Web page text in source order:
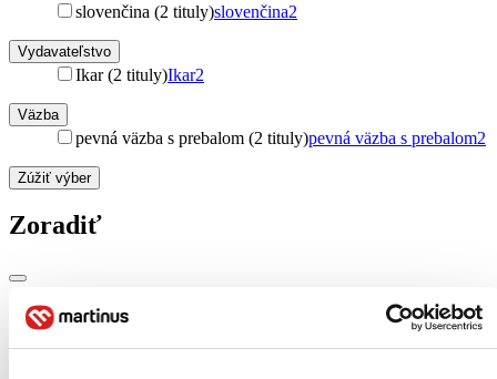
slovenčina (2 tituly)slovenčina2
Vydavateľstvo
Ikar (2 tituly)Ikar2
Väzba
pevná väzba s prebalom (2 tituly)pevná väzba s prebalom2
Zúžiť výber
Zoradiť
Bestsellery
Top hodnotené